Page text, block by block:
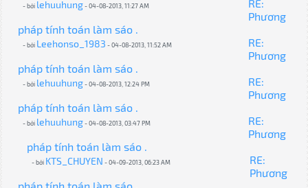
- bởi lehuuhung- 04-08-2013, 11:27 AM
RE:
Phương
pháp tính toán làm sáo .
- bởi Leehonso_1983 - 04-08-2013, 11:52 AM
RE:
Phương
pháp tính toán làm sáo .
- bởi lehuuhung- 04-08-2013, 12:24 PM
RE:
Phương
pháp tính toán làm sáo .
- bởi lehuuhung- 04-08-2013, 03:47 PM
RE:
Phương
pháp tính toán làm sáo .
- bởi KTS_CHUYEN - 04-09-2013, 06:23 AM
RE:
Phương